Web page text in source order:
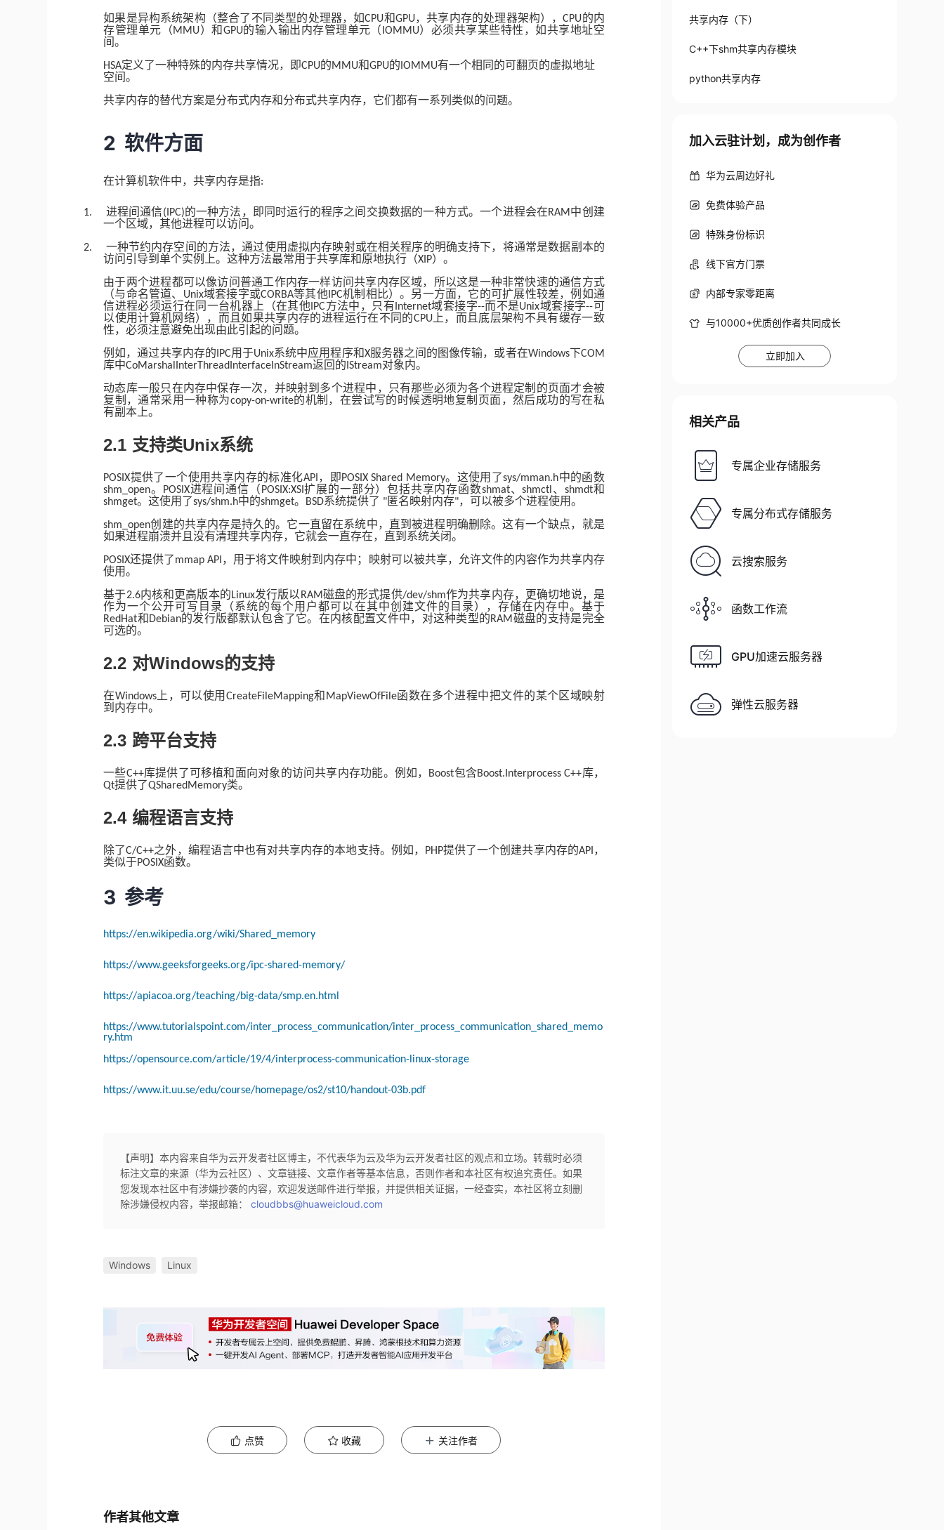
如果是异构系统架构（整合了不同类型的处理器，如CPU和GPU，共享内存的处理器架构），CPU的内
存管理单元（MMU）和GPU的输入输出内存管理单元（ IOMMU）必须共享某些特性，如共享地址空
间。
HSA定义了一种特殊的内存共享情况，即CPU的MMU和GPU的 IOMMU有一个相同的可翻页的虚拟地址
空间。
共享内存的替代方案是分布式内存和分布式共享内存，它们都有一系列类似的问题。
2 软件方面
在计算机软件中，共享内存是指:
1. 进程间通信(IPC)的一种方法，即同时运行的程序之间交换数据的一种方式。一个进程会在RAM中创建
一个区域，其他进程可以访问。
2.
一种节约内存空间的方法，通过使用虚拟内存映射或在相关程序的明确支持下，将通常是数据副本的
访问引导到单个实例上。这种方法最常用于共享库和原地执行（XIP）。
由于两个进程都可以像访问普通工作内存一样访问共享内存区域，所以这是一种非常快速的通信方式
（与命名管道、
Unix域套接字或CORBA等其他IPC机制相比）。另一方面，它的可扩展性较差，例如通
信进程必须运行在同一台机器上（在其他 IPC方法中，只有 Internet域套接字--而不是Unix域套接字--可
以使用计算机网络），而且如果共享内存的进程运行在不同的CPU上，而且底层架构不具有缓存一致
性，必须注意避免出现由此引起的问题。
例如，通过共享内存的 IPC用于Unix系统中应用程序和X服务器之间的图像传输，或者在Windows下COM
库中CoMarshalInterThreadInterfaceInStream返回的 IStream对象内。
动态库一般只在内存中保存一次，并映射到多个进程中，只有那些必须为各个进程定制的页面才会被
复制，通常采用一种称为copy-on-write的机制，在尝试写的时候透明地复制页面，然后成功的写在私
有副本上。
2.1 支持类Unix系统
POSIX提供了一个使用共享内存的标准化API ，即POSIX Shared Memory。这使用了sys/mman.h中的函数
shm_open。 POSIX进程间通信（ POSIX:XSI 扩展的一部分）包括共享内存函数shmat、shmctl 、 shmdt和
shmget。这使用了sys/shm.h中的shmget。 BSD系统提供了 "匿名映射内存"，可以被多个进程使用。
shm_open创建的共享内存是持久的。它一直留在系统中，直到被进程明确删除。这有一个缺点，就是
如果进程崩溃并且没有清理共享内存，它就会一直存在，直到系统关闭。
POSIX还提供了mmap API ，用于将文件映射到内存中；映射可以被共享，允许文件的内容作为共享内存
使用。
基于2.6内核和更高版本的Linux发行版以 RAM磁盘的形式提供/dev/shm作为共享内存，更确切地说，是
作为一个公开可写目录（系统的每个用户都可以在其中创建文件的目录），存储在内存中。基于
RedHat和 Debian的发行版都默认包含了它。在内核配置文件中，对这种类型的RAM磁盘的支持是完全
可选的。
2.2 对Windows的支持
在Windows上，可以使用 CreateFileMapping和 MapViewOfFile函数在多个进程中把文件的某个区域映射
到内存中。
2.3 跨平台支持
一些C++库提供了可移植和面向对象的访问共享内存功能。例如， Boost包含Boost.Interprocess C++库，
Qt提供了QSharedMemory类。
2.4 编程语言支持
除了C/C++之外，编程语言中也有对共享内存的本地支持。例如， PHP提供了一个创建共享内存的API ，
类似于POSIX函数。
3 参考
https://en.wikipedia.org/wiki/Shared_memory
https://www.geeksforgeeks.org/ipc-shared-memory/
https://apiacoa.org/teaching/big-data/smp.en.html
https://www.tutorialspoint.com/inter_process_communication/inter_process_communication_shared_memo
ry.htm
https://opensource.com/article/19/4/interprocess-communication-linux-storage
https://www.it.uu.se/edu/course/homepage/os2/st10/handout-03b.pdf
【声明】本内容来自华为云开发者社区博主，不代表华为云及华为云开发者社区的观点和立场。转载时必须
标注文章的来源（华为云社区）、文章链接、文章作者等基本信息，否则作者和本社区有权追究责任。如果
您发现本社区中有涉嫌抄袭的内容，欢迎发送邮件进行举报，并提供相关证据，一经查实，本社区将立刻删
除涉嫌侵权内容，举报邮箱：cloudbbs@huaweicloud.com
Windows Linux
点赞 收藏 关注作者
作者其他文章
共享内存（下）
C++下shm共享内存模块
python共享内存
加入云驻计划，成为创作者
华为云周边好礼
免费体验产品
特殊身份标识
线下官方门票
内部专家零距离
与10000+优质创作者共同成长
立即加入
相关产品
专属企业存储服务
专属分布式存储服务
云搜索服务
函数工作流
GPU加速云服务器
弹性云服务器